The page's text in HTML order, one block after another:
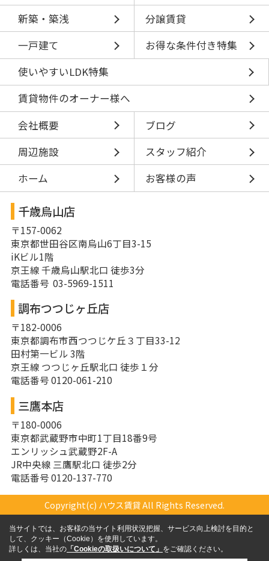
新築・築浅
分譲賃貸
一戸建て
お得な条件付き特集
使いやすいLDK特集
賃貸物件のオーナー様へ
会社概要
ブログ
周辺施設
スタッフ紹介
ホーム
お客様の声
千歳烏山店
〒157-0062
東京都世田谷区南烏山6丁目3-15
iKビル1階
京王線 千歳烏山駅北口 徒歩3分
電話番号 03-5969-1511
調布つつじヶ丘店
〒182-0006
東京都調布市西つつじケ丘３丁目33-12
田村第一ビル 3階
京王線 つつじヶ丘駅北口 徒歩１分
電話番号 0120-061-210
三鷹本店
〒180-0006
東京都武蔵野市中町1丁目18番9号
エンリッシュ武蔵野2F-A
JR中央線 三鷹駅北口 徒歩2分
電話番号 0120-137-770
Copyright(c) ハウス賃貸 All Rights Reserved.
当サイトでは、お客様の当サイト利用状況把握、サービス向上検討を目的と
して、クッキー（Cookie）を使用しています。
詳しくは、当社の 「Cookieの取扱いについて」 をご確認ください。